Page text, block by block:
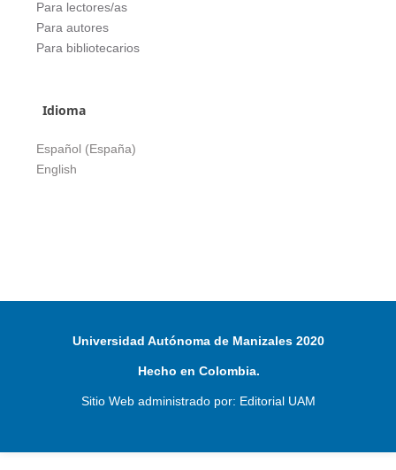
Para lectores/as
Para autores
Para bibliotecarios
Idioma
Español (España)
English
Universidad Autónoma de Manizales 2020
Hecho en Colombia.
Sitio Web administrado por: Editorial UAM